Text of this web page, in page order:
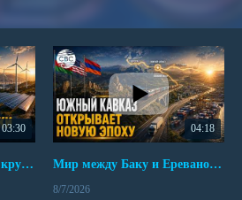
03:30
SOFAZ инвестировал в крупнейшего независимого производителя электроэнергии Перу
04:18
Мир между Баку и Ереваном запускает крупные логистические проекты
8/7/2026